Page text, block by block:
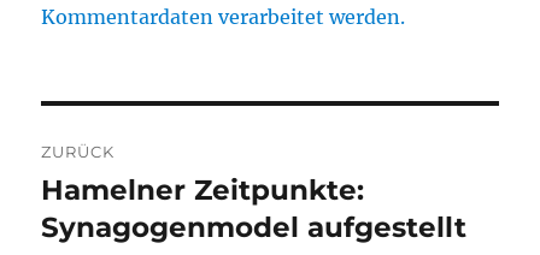
Kommentardaten verarbeitet werden.
ZURÜCK
Vorheriger
Beitrag:
Hamelner Zeitpunkte:
Synagogenmodel aufgestellt